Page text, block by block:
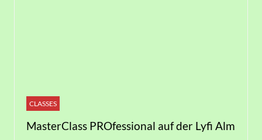
CLASSES
MasterClass PROfessional auf der Lyfi Alm